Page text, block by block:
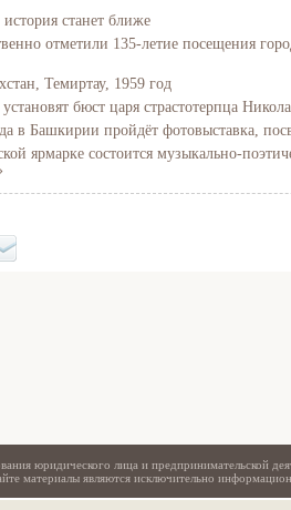
станет ближе
отметили 135-летие посещения
Темиртау, 1959 год
бюст царя страстотерпца
в Башкирии пройдёт фотовыставка,
ярмарке состоится музыкально-
юридического лица и предпринимательской
материалы являются исключительно